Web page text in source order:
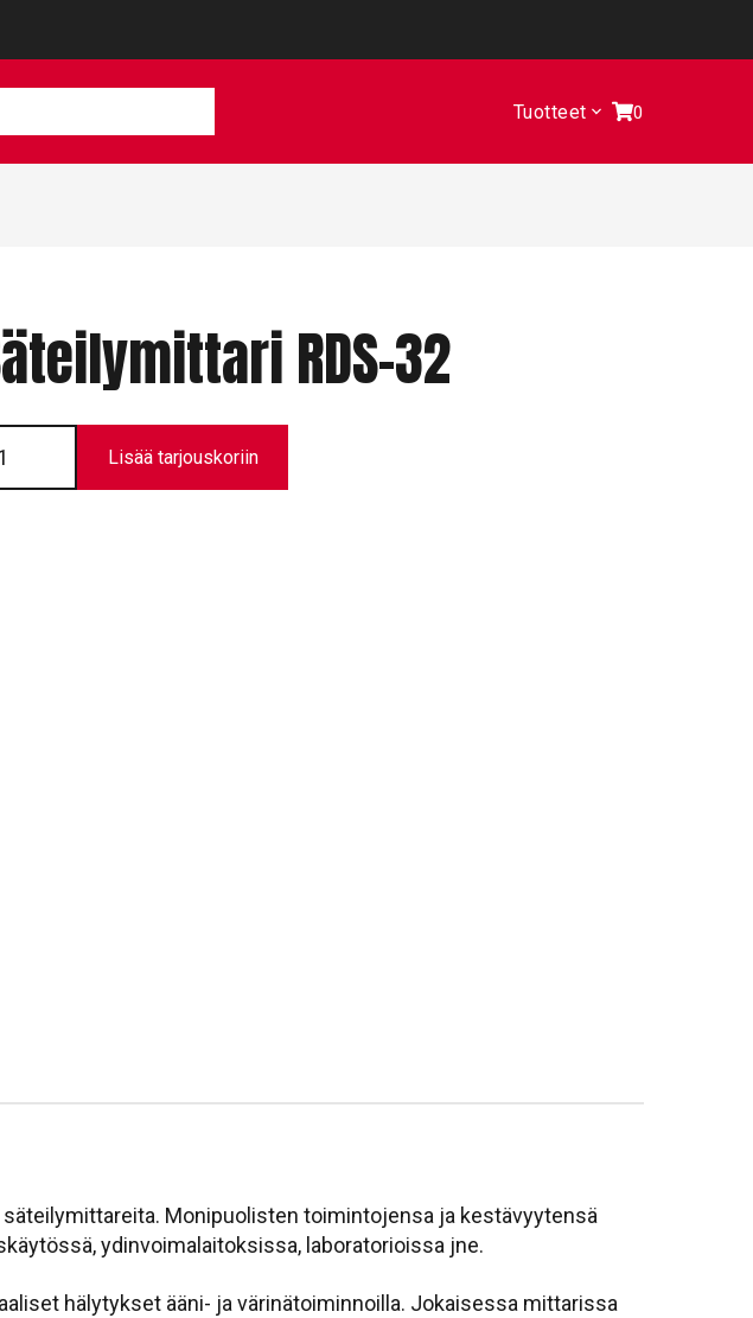
Tuotteet 0
RDS-32
Lisää tarjouskoriin
Monipuolisten toimintojensa ja kestävyytensä
ydinvoimalaitoksissa, laboratorioissa jne.
hälytykset ääni- ja värinätoiminnoilla. Jokaisessa mittarissa